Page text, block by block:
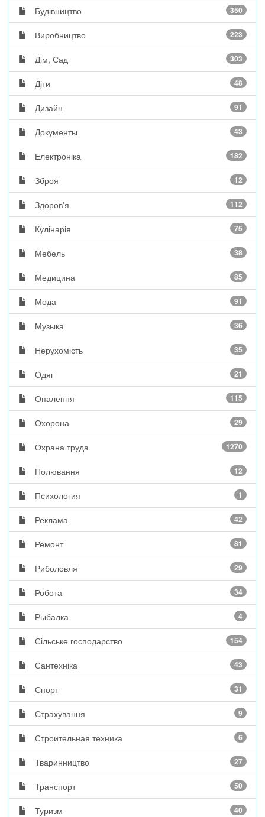
Будівництво 350
Виробництво 223
Дім, Сад 303
Діти 48
Дизайн 91
Документы 43
Електроніка 182
Зброя 12
Здоров'я 112
Кулінарія 75
Мебель 38
Медицина 85
Мода 91
Музыка 36
Нерухомість 35
Одяг 21
Опалення 115
Охорона 29
Охрана труда 1270
Полювання 12
Психология 1
Реклама 42
Ремонт 81
Риболовля 29
Робота 34
Рыбалка 4
Сільське господарство 154
Сантехніка 43
Спорт 31
Страхування 9
Строительная техника 6
Тваринництво 27
Транспорт 50
Туризм 40